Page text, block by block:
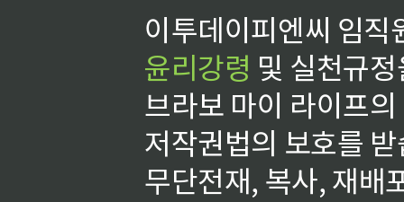
이투데이피엔씨 임
윤리강령 및 실천규
브라보 마이 라이프
저작권법의 보호를
무단전재, 복사, 재배